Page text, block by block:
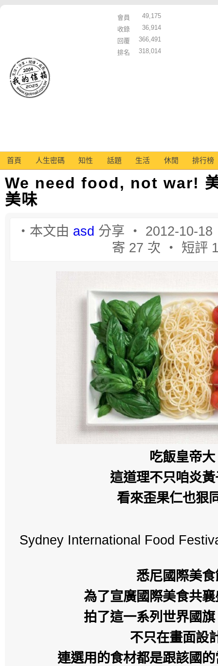
會員
49,175
收錄
36,914
回覆
366,491
排名
318,014
首頁 人生密碼 知性 話題 生活 休閒 排行榜
We need food, not war!
美味
‧本文由 asd 分享 ‧ 2012-10-
寄 27 次 ‧ 短評
吃飯皇帝大
這道理不只咱炎
看來歪果仁也狠
Sydney International Food
悉尼國際美
為了宣廣國際美食共
拍了這一系列世界國
不只在畫面設
連選用的食材都是跟該國